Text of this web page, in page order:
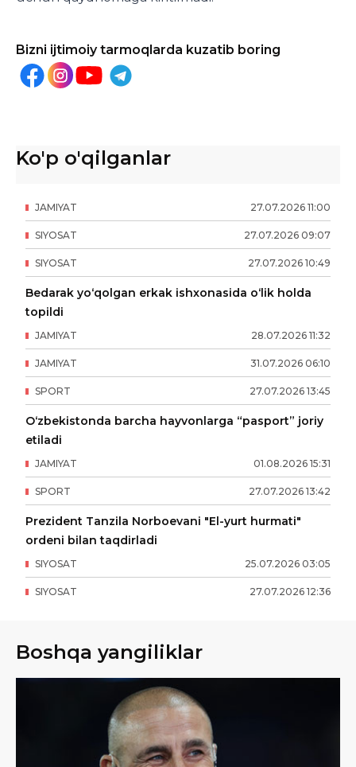
Bizni ijtimoiy tarmoqlarda kuzatib boring
Ko'p o'qilganlar
27.07.2026 11:00
JAMIYAT
27.07.2026 09:07
SIYOSAT
27.07.2026 10:49
SIYOSAT
Bedarak yo‘qolgan erkak ishxonasida o‘lik holda
topildi
28.07.2026 11:32
JAMIYAT
31.07.2026 06:10
JAMIYAT
27.07.2026 13:45
SPORT
O‘zbekistonda barcha hayvonlarga “pasport” joriy
etiladi
01.08.2026 15:31
JAMIYAT
27.07.2026 13:42
SPORT
Prezident Tanzila Norboevani "El-yurt hurmati"
ordeni bilan taqdirladi
25.07.2026 03:05
SIYOSAT
27.07.2026 12:36
SIYOSAT
Boshqa yangiliklar